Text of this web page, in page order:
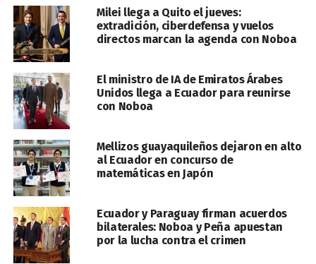
Milei llega a Quito el jueves:
extradición, ciberdefensa y vuelos
directos marcan la agenda con Noboa
El ministro de IA de Emiratos Árabes
Unidos llega a Ecuador para reunirse
con Noboa
Mellizos guayaquileños dejaron en alto
al Ecuador en concurso de
matemáticas en Japón
Ecuador y Paraguay firman acuerdos
bilaterales: Noboa y Peña apuestan
por la lucha contra el crimen